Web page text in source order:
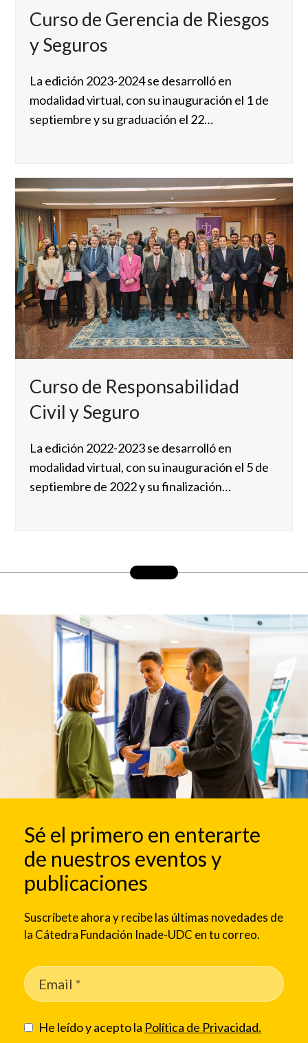
Curso de Gerencia de Riesgos
y Seguros
La edición 2023-2024 se desarrolló en
modalidad virtual, con su inauguración el 1 de
septiembre y su graduación el 22…
Curso de Responsabilidad
Civil y Seguro
La edición 2022-2023 se desarrolló en
modalidad virtual, con su inauguración el 5 de
septiembre de 2022 y su finalización…
Sé el primero en enterarte
de nuestros eventos y
publicaciones
Suscríbete ahora y recibe las últimas novedades de
la Cátedra Fundación Inade-UDC en tu correo.
He leído y acepto la Política de Privacidad.